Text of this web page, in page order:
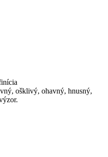
ošklivý, ohavný, hnusný,